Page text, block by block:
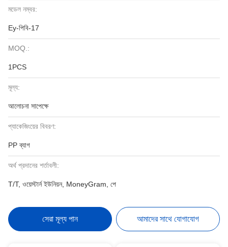
মডেল নম্বর:
Ey-পিবি-17
MOQ.:
1PCS
মূল্য:
আলোচনা সাপেক্ষে
প্যাকেজিংয়ের বিবরণ:
PP ব্যাগ
অর্থ প্রদানের শর্তাবলী:
T/T, ওয়েস্টার্ন ইউনিয়ন, MoneyGram, পে
সেরা মূল্য পান আমাদের সাথে যোগাযোগ